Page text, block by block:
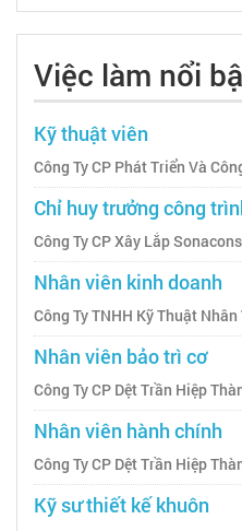
Việc làm nổi
Kỹ thuật viên
Công Ty CP Phát Triển Và
Chỉ huy trưởng công
Công Ty CP Xây Lắp Sonacons
Nhân viên kinh doanh
Công Ty TNHH Kỹ Thuật
Nhân viên bảo trì cơ
Công Ty CP Dệt Trần Hiệp
Nhân viên hành chính
Công Ty CP Dệt Trần Hiệp
Kỹ sư thiết kế khuôn